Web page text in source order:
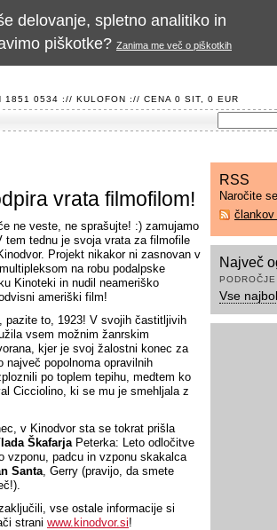
1851 0534 :// KULOFON :// CENA 0 SIT, 0 EUR
vrata filmofilom!
ne veste, ne sprašujte! :) zamujamo
tednu je svoja vrata za filmofile
Projekt nikakor ni zasnovan v
na robu podalpske
Kinoteki in nudil neameriško
ameriški film!
pazite to, 1923! V svojih častitljivih
vsem možnim žanrskim
kjer je svoj žalostni konec za
največ popolnoma opravilnih
po toplem tepihu, medtem ko
Cicciolino, ki se mu je smehljala z
v Kinodvor sta se tokrat prišla
ŠkafarjaPeterka: Leto odločitve
vzponu, padcu in vzponu skakalca
Santa, Gerry (pravijo, da smete
vse ostale informacije si
strani www.kinodvor.si!
RSS
Naročite
člankov
Največ
Vse
delovanje, spletno analitiko in
piškotke? Zanima me več o piškotkih